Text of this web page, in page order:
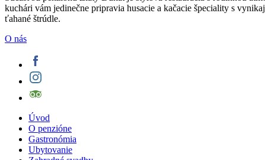
kuchári vám jedinečne pripravia husacie a kačacie špeciality s
ťahané štrúdle.
O nás
Úvod
O penzióne
Gastronómia
Ubytovanie